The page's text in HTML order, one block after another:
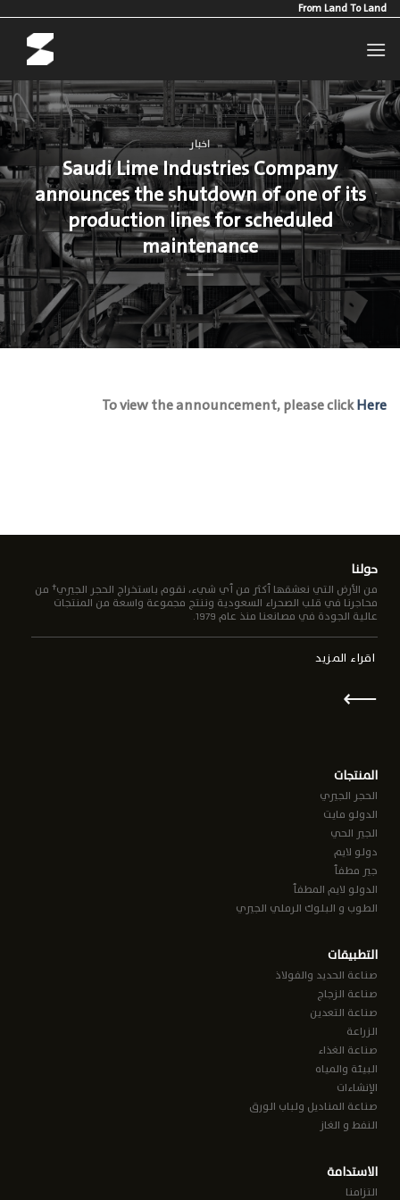
Skip
content
From Land To Land
اخبار
Saudi Lime Industries Company
announces the shutdown of one of its
production lines for scheduled
maintenance
To view the announcement, please clickHere
حولنا
من الأرض التي نعشقها أكثر من أي شيء، نقوم باستخراج الحجر الجيري† من
محاجرنا في قلب الصحراء السعودية وننتج مجموعة واسعة من المنتجات
عالية الجودة في مصانعنا منذ عام 1979.
اقراء المزيد
⟵
المنتجات
الحجر الجيري
الدولو مايت
الجير الحي
دولو لايم
جير مطفأ
الدولو لايم المطفأ
الطوب و البلوك الرملي الجيري
التطبيقات
صناعة الحديد والفولاذ
صناعة الزجاج
صناعة التعدين
الزراعة
صناعة الغذاء
البيئة والمياه
الإنشاءات
صناعة المناديل ولباب الورق
النفط و الغاز
الاستدامة
التزامنا